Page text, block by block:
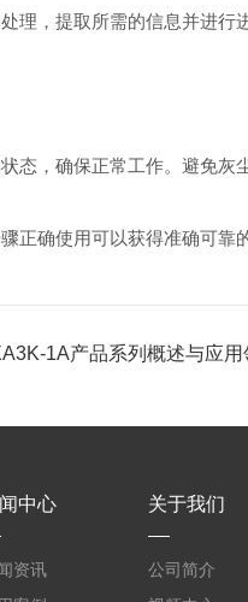
，提取所需的信息并进行
，确保正常工作。避免灰
确使用可以获得准确可靠
1A产品系列概述与应用
中心
资讯
关于我们
公司简介